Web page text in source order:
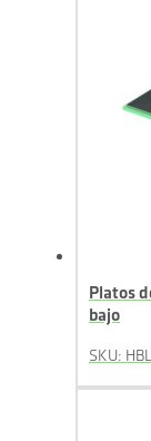
Platos
bajo
SKU: